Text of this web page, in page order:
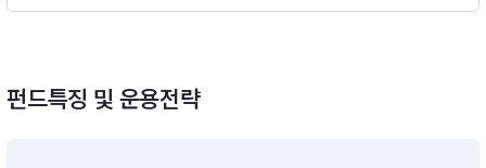
펀드특징 및 운용전략